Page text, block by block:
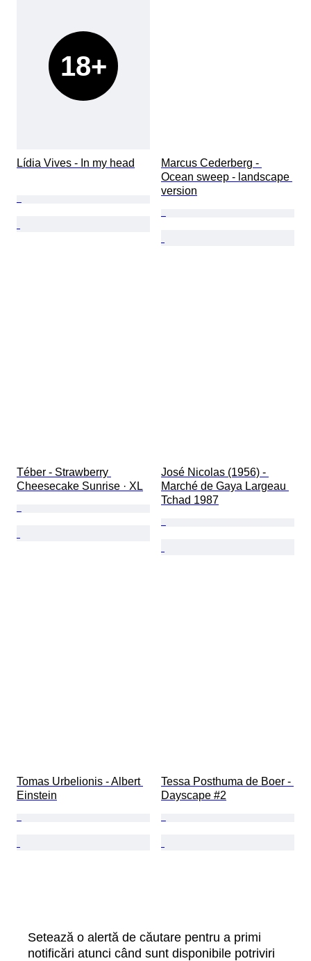
18+
Lídia Vives - In my head
Marcus Cederberg -
Ocean sweep - landscape
version
Téber - Strawberry
Cheesecake Sunrise · XL
José Nicolas (1956) -
Marché de Gaya Largeau
Tchad 1987
Tomas Urbelionis - Albert
Einstein
Tessa Posthuma de Boer -
Dayscape #2
Setează o alertă de căutare pentru a primi
notificări atunci când sunt disponibile potriviri